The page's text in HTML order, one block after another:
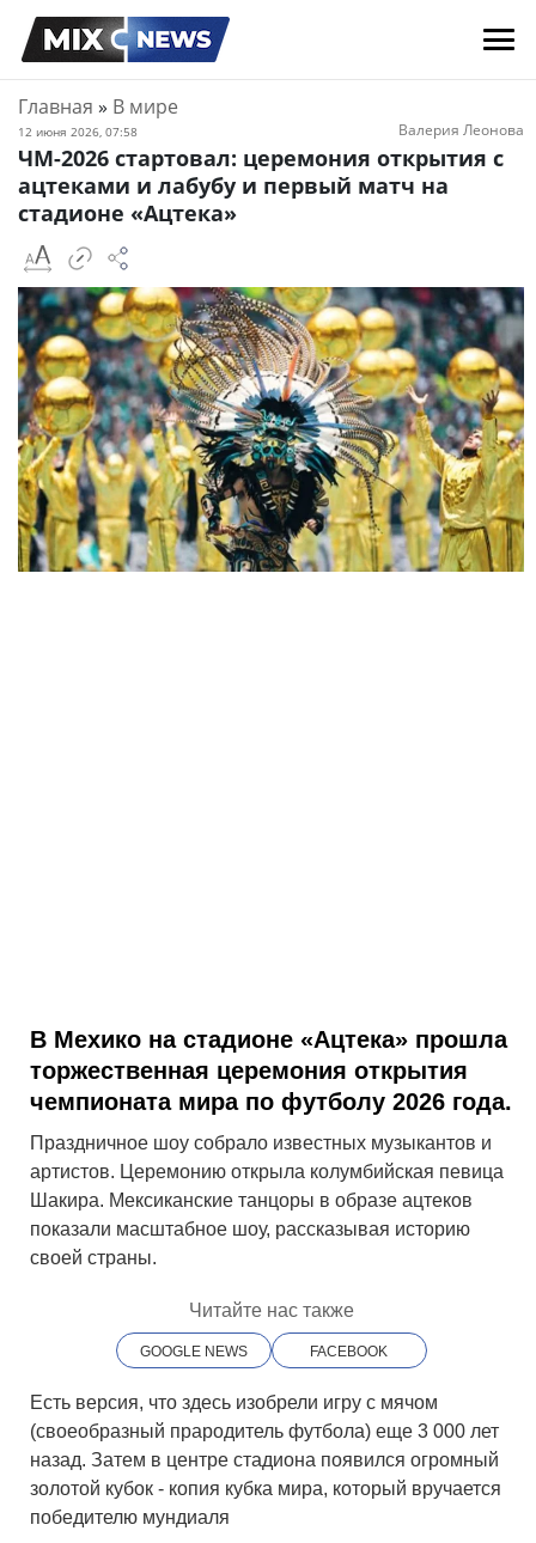
Главная » В мире
12 июня 2026, 07:58 Валерия Леонова
ЧМ-2026 стартовал: церемония открытия с
ацтеками и лабубу и первый матч на
стадионе «Ацтека»
В Мехико на стадионе «Ацтека» прошла
торжественная церемония открытия
чемпионата мира по футболу 2026 года.
Праздничное шоу собрало известных музыкантов и
артистов. Церемонию открыла колумбийская певица
Шакира. Мексиканские танцоры в образе ацтеков
показали масштабное шоу, рассказывая историю
своей страны.
Читайте нас также
GOOGLE NEWS FACEBOOK
Есть версия, что здесь изобрели игру с мячом
(своеобразный прародитель футбола) еще 3 000 лет
назад. Затем в центре стадиона появился огромный
золотой кубок - копия кубка мира, который вручается
победителю мундиаля